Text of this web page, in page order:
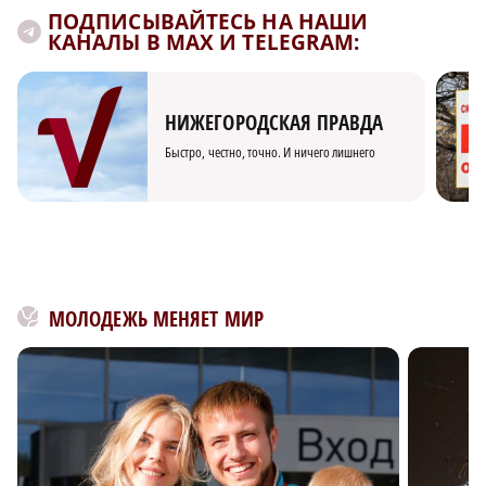
ПОДПИСЫВАЙТЕСЬ НА НАШИ
КАНАЛЫ В MAX И TELEGRAM:
НИЖЕГОРОДСКАЯ ПРАВДА
Быстро, честно, точно. И ничего лишнего
МОЛОДЕЖЬ МЕНЯЕТ МИР